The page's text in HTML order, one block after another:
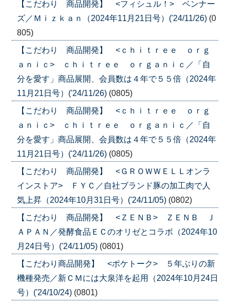
【こだわり 商品開発】 <フィシュル！> ベンナー
ズ／Ｍｉｚｋａｎ（2024年11月21日号）('24/11/26) (0
805)
【こだわり 商品開発】 <ｃｈｉｔｒｅｅ ｏｒｇ
ａｎｉｃ> ｃｈｉｔｒｅｅ ｏｒｇａｎｉｃ／「自
分を愛す」商品展開、会員数は４年で５５倍（2024年
11月21日号）('24/11/26) (0805)
【こだわり 商品開発】 <ｃｈｉｔｒｅｅ ｏｒｇ
ａｎｉｃ> ｃｈｉｔｒｅｅ ｏｒｇａｎｉｃ／「自
分を愛す」商品展開、会員数は４年で５５倍（2024年
11月21日号）('24/11/26) (0805)
【こだわり 商品開発】 <ＧＲＯＷＷＥＬＬオンラ
インストア> ＦＹＣ／自社ブランド豚の加工肉で人
気上昇（2024年10月31日号）('24/11/05) (0802)
【こだわり 商品開発】 <ＺＥＮＢ> ＺＥＮＢ Ｊ
ＡＰＡＮ／発酵食品ＥＣのオリゼとコラボ（2024年10
月24日号）('24/11/05) (0801)
【こだわり商品開発】 <ポケトーク> ５年ぶりの新
機種発売／新ＣＭには大泉洋を起用（2024年10月24日
号）('24/10/24) (0801)